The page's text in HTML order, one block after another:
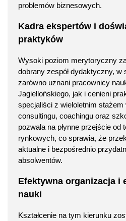
problemów biznesowych.
Kadra ekspertów i
praktyków
Wysoki poziom merytoryczny
dobrany zespół dydaktyczny, w
zarówno uznani pracownicy
Jagiellońskiego, jak i cenieni
specjaliści z wieloletnim
consultingu, coachingu oraz
pozwala na płynne przejście od
rynkowych, co sprawia, że
aktualne i bezpośrednio
absolwentów.
Efektywna organizacja i
nauki
Kształcenie na tym kierunku